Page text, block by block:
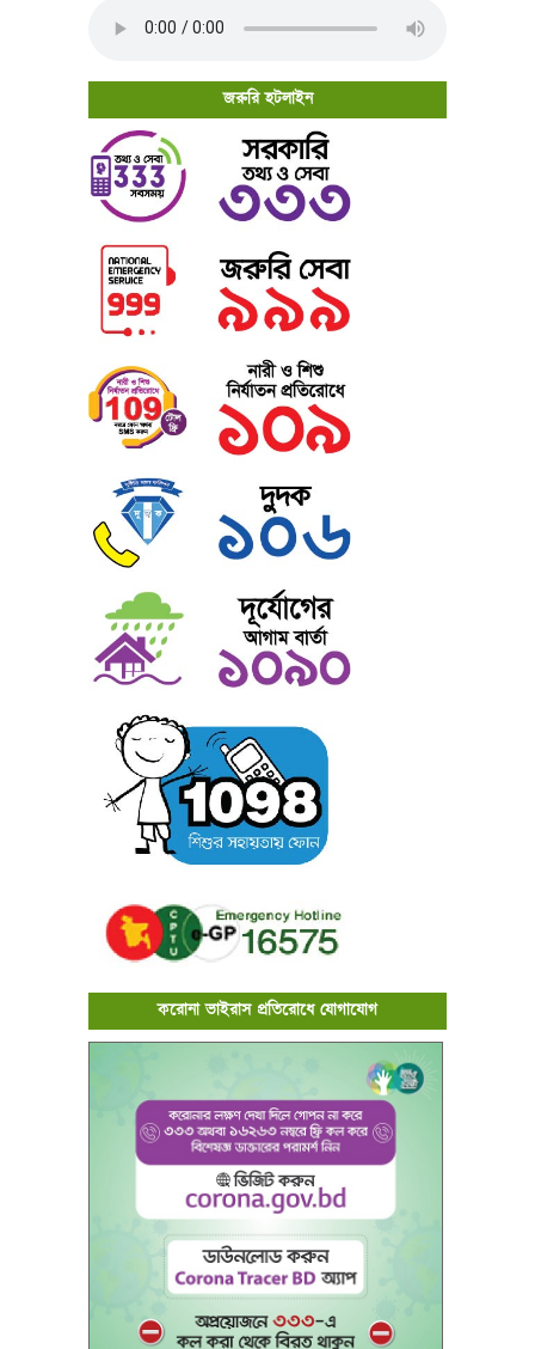
জরুরি হটলাইন
করোনা ভাইরাস প্রতিরোধে যোগাযোগ